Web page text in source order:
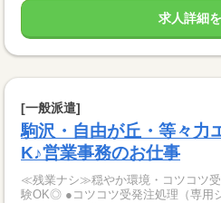
求人詳細
[一般派遣]
駒沢・自由が丘・等々力
K♪営業事務のお仕事
≪残業ナシ≫穏やか環境・コツコツ
験OK◎ ●コツコツ受発注処理（専用